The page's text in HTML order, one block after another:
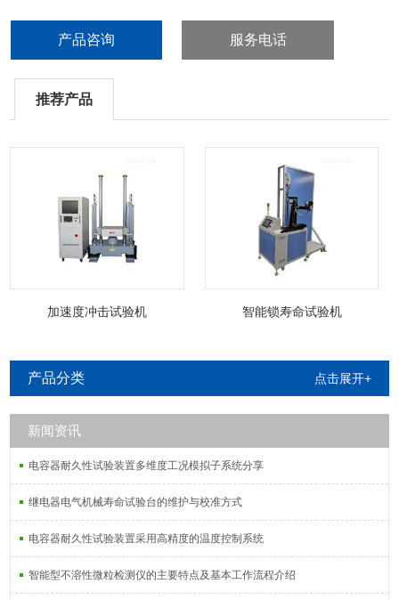
射线透照系统的几何不清晰度。
产品咨询 服务电话
推荐产品
加速度冲击试验机 智能锁寿命试验机
产品分类 点击展开+
新闻资讯
电容器耐久性试验装置多维度工况模拟子系统分享
继电器电气机械寿命试验台的维护与校准方式
电容器耐久性试验装置采用高精度的温度控制系统
智能型不溶性微粒检测仪的主要特点及基本工作流程介绍